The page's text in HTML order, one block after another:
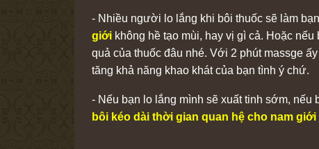
- Nhiều người lo lắng khi bôi thuốc sẽ làm
giới không hề tạo mùi, hay vị gì cả. Hoặc
quả của thuốc đâu nhé. Với 2 phút massge
tăng khả năng khao khát của bạn tình ý chứ.
- Nếu bạn lo lắng mình sẽ xuất tinh sớm,
bôi kéo dài thời gian quan hệ cho nam giới